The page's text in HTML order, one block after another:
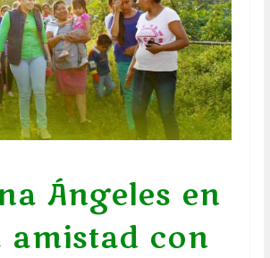
Ángeles en
amistad con